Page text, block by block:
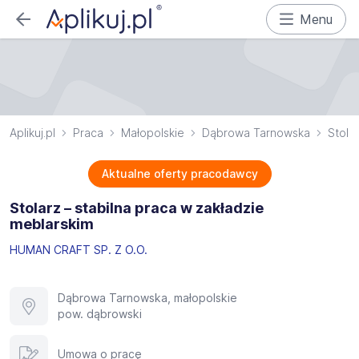
Menu
Aplikuj.pl Praca Małopolskie Dąbrowa Tarnowska
Aktualne oferty pracodawcy
Stolarz – stabilna praca w zakładzie
meblarskim
HUMAN CRAFT SP. Z O.O.
Dąbrowa Tarnowska, małopolskie
pow. dąbrowski
Umowa o pracę